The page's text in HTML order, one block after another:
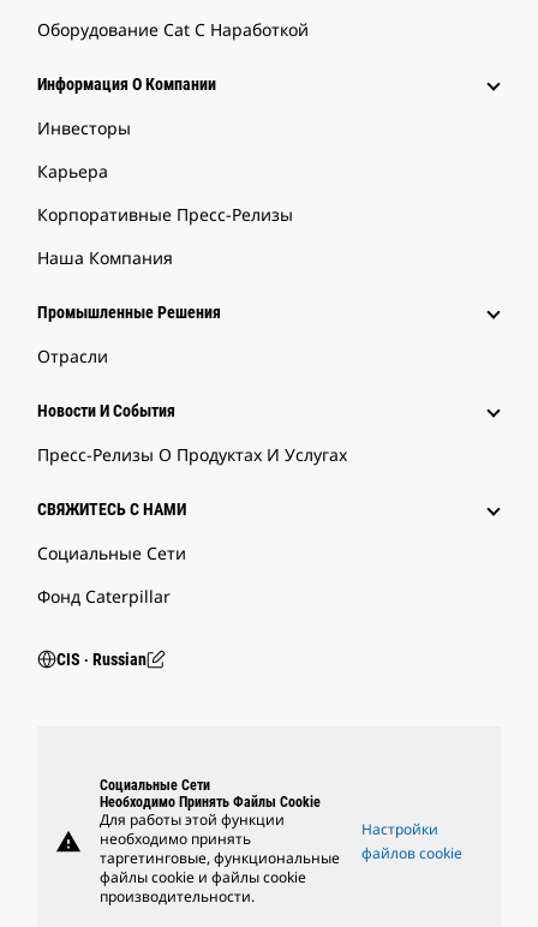
Оборудование Cat С Наработкой
Информация О Компании
Инвесторы
Карьера
Корпоративные Пресс-Релизы
Наша Компания
Промышленные Решения
Отрасли
Новости И События
Пресс-Релизы О Продуктах И Услугах
СВЯЖИТЕСЬ С НАМИ
Социальные Сети
Фонд Caterpillar
CIS ‧ Russian
warning
Социальные Сети
Необходимо Принять Файлы Cookie
Для работы этой функции
необходимо принять
таргетинговые, функциональные
файлы cookie и файлы cookie
производительности.
Настройки
файлов cookie